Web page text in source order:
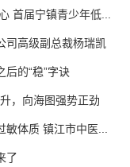
首届宁镇青少年低...
司高级副总裁杨瑞凯
后的“稳”字诀
，向海图强势正劲
敏体质 镇江市中医...
了